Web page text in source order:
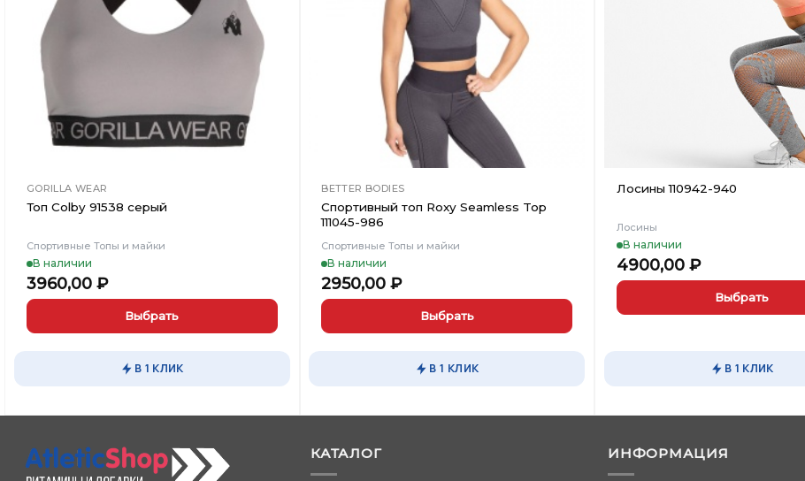
GORILLA WEAR
Топ Colby 91538 серый
Спортивные Топы и майки
В наличии
3960,00 ₽
Выбрать
вариаций.
можно
выбрать
В 1 КЛИК
BETTER BODIES
Спортивный топ Roxy Seamless Top
111045-986
Спортивные Топы и майки
В наличии
2950,00₽
Выбрать
вариаций.
можно
выбрать
В 1 КЛИК
Лосины 110942-940
Лосины
В наличии
4900,00 ₽
Выбрать
Опции
выбрать
на
В 1 КЛИК
КАТАЛОГ ИНФОРМАЦИЯ